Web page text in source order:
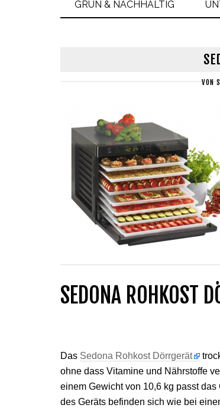
GRÜN & NACHHALTIG
VON
SEDONA ROHKOST
Das Sedona Rohkost Dörrgerät
ohne dass Vitamine und Nährstoffe
einem Gewicht von 10,6 kg passt
des Geräts befinden sich wie bei